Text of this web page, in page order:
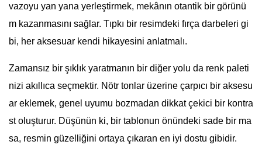
vazoyu yan yana yerleştirmek, mekânın otantik bir görünü
m kazanmasını sağlar. Tıpkı bir resimdeki fırça darbeleri gi
bi, her aksesuar kendi hikayesini anlatmalı.
Zamansız bir şıklık yaratmanın bir diğer yolu da renk paleti
nizi akıllıca seçmektir. Nötr tonlar üzerine çarpıcı bir aksesu
ar eklemek, genel uyumu bozmadan dikkat çekici bir kontra
st oluşturur. Düşünün ki, bir tablonun önündeki sade bir ma
sa, resmin güzelliğini ortaya çıkaran en iyi dostu gibidir.